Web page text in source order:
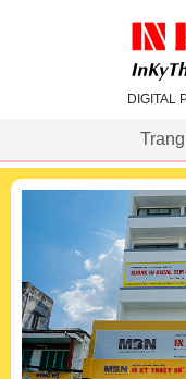
DIGITAL